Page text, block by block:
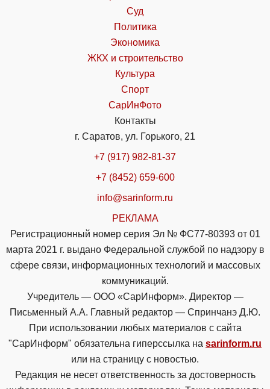
Суд
Политика
Экономика
ЖКХ и строительство
Культура
Спорт
СарИнФото
Контакты
г. Саратов, ул. Горького, 21
+7 (917) 982-81-37
+7 (8452) 659-600
info@sarinform.ru
РЕКЛАМА
Регистрационный номер серия Эл № ФС77-80393 от 01
марта 2021 г. выдано Федеральной службой по надзору в
сфере связи, информационных технологий и массовых
коммуникаций.
Учредитель — ООО «СарИнформ». Директор —
Письменный А.А. Главный редактор — Спринчанэ Д.Ю.
При использовании любых материалов с сайта
"СарИнформ" обязательна гиперссылка на sarinform.ru
или на страницу с новостью.
Редакция не несет ответственность за достоверность